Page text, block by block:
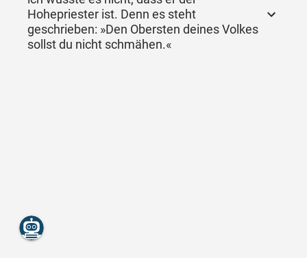
Hohepriester ist. Denn es steht
geschrieben: »Den Obersten deines Volkes
sollst du nicht schmähen.«